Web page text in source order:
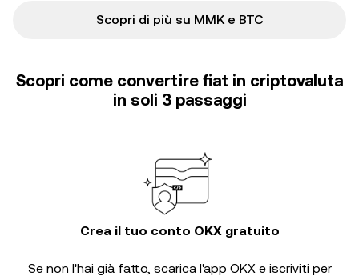
Scopri di più su MMK e BTC
Scopri come convertire fiat in criptovaluta
in soli 3 passaggi
Crea il tuo conto OKX gratuito
Se non l'hai già fatto, scarica l'app OKX e iscriviti per